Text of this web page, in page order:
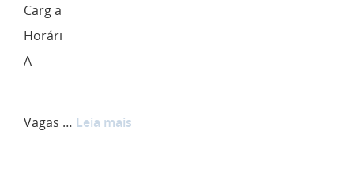
Carg a
Horári
A
Vagas … Leia mais